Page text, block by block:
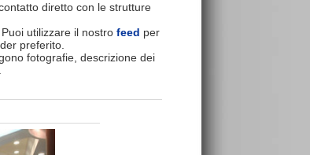
diretto con le strutture
utilizzare il nostro feed per
preferito.
fotografie, descrizione dei